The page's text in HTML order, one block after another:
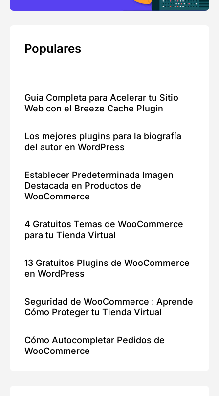
Populares
Guía Completa para Acelerar tu Sitio
Web con el Breeze Cache Plugin
Los mejores plugins para la biografía
del autor en WordPress
Establecer Predeterminada Imagen
Destacada en Productos de
WooCommerce
4 Gratuitos Temas de WooCommerce
para tu Tienda Virtual
13 Gratuitos Plugins de WooCommerce
en WordPress
Seguridad de WooCommerce : Aprende
Cómo Proteger tu Tienda Virtual
Cómo Autocompletar Pedidos de
WooCommerce